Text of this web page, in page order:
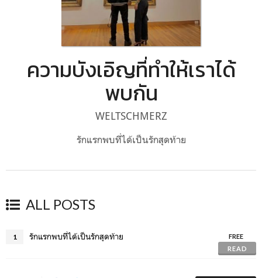
ความบังเอิญที่ทำให้เราได้
พบกัน
WELTSCHMERZ
รักแรกพบที่ได้เป็นรักสุดท้าย
ALL POSTS
1 รักแรกพบที่ได้เป็นรักสุดท้าย
FREE
READ